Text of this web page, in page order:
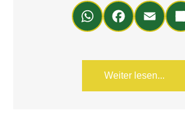
Wh
ats
Fa
ce
ok
Em
ail
Weiter lesen...